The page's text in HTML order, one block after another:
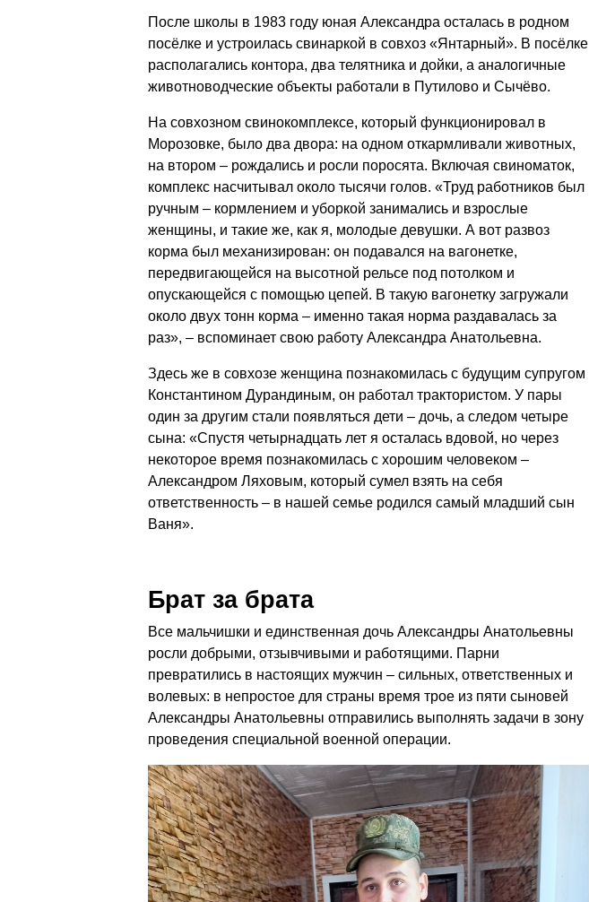
После школы в 1983 году юная Александра осталась в родном
посёлке и устроилась свинаркой в совхоз «Янтарный». В посёлке
располагались контора, два телятника и дойки, а аналогичные
животноводческие объекты работали в Путилово и Сычёво.
На совхозном свинокомплексе, который функционировал в
Морозовке, было два двора: на одном откармливали животных,
на втором – рождались и росли поросята. Включая свиноматок,
комплекс насчитывал около тысячи голов. «Труд работников был
ручным – кормлением и уборкой занимались и взрослые
женщины, и такие же, как я, молодые девушки. А вот развоз
корма был механизирован: он подавался на вагонетке,
передвигающейся на высотной рельсе под потолком и
опускающейся с помощью цепей. В такую вагонетку загружали
около двух тонн корма – именно такая норма раздавалась за
раз», – вспоминает свою работу Александра Анатольевна.
Здесь же в совхозе женщина познакомилась с будущим супругом
Константином Дурандиным, он работал трактористом. У пары
один за другим стали появляться дети – дочь, а следом четыре
сына: «Спустя четырнадцать лет я осталась вдовой, но через
некоторое время познакомилась с хорошим человеком –
Александром Ляховым, который сумел взять на себя
ответственность – в нашей семье родился самый младший сын
Ваня».
Брат за брата
Все мальчишки и единственная дочь Александры Анатольевны
росли добрыми, отзывчивыми и работящими. Парни
превратились в настоящих мужчин – сильных, ответственных и
волевых: в непростое для страны время трое из пяти сыновей
Александры Анатольевны отправились выполнять задачи в зону
проведения специальной военной операции.